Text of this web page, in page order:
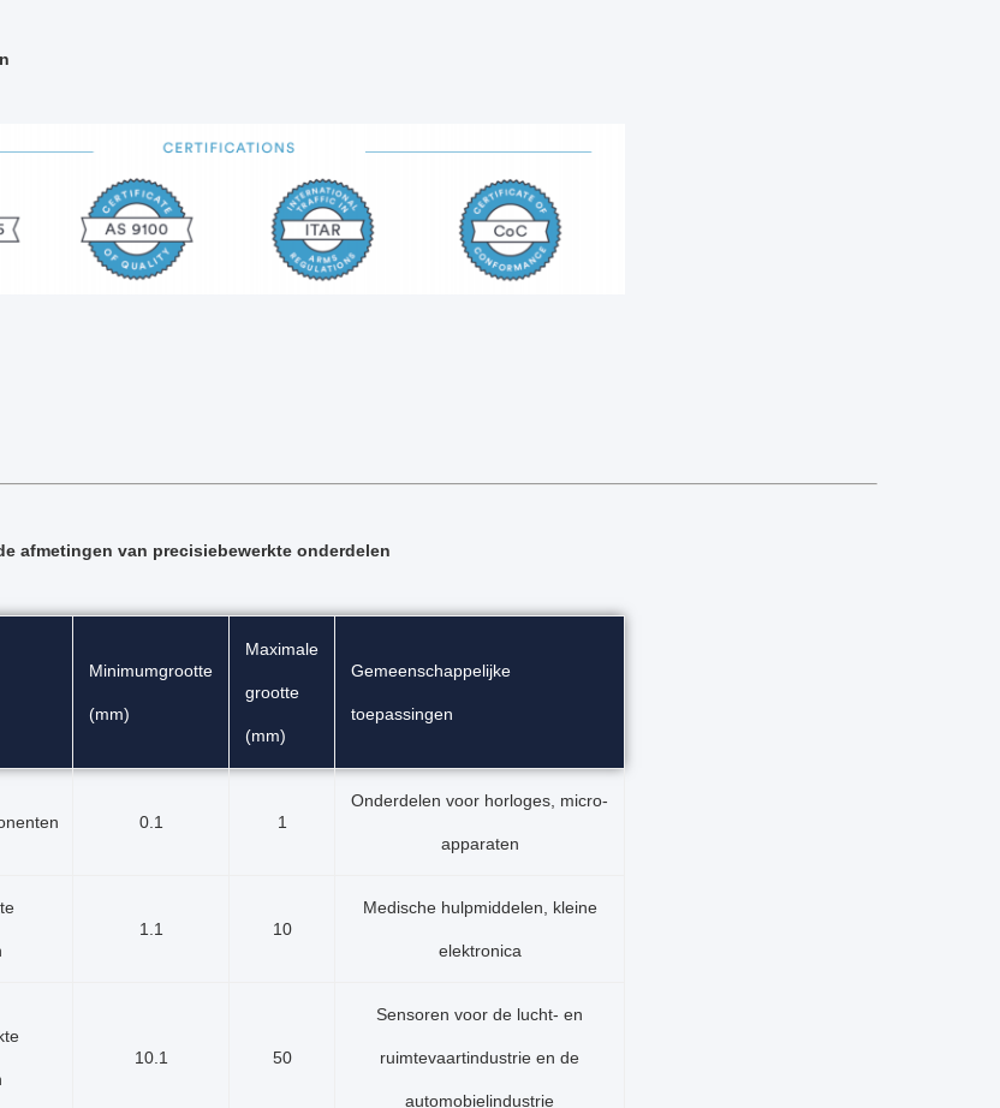
afmetingen van precisiebewerkte onderdelen
Minimumgrootte
(mm)
Maximale
grootte
(mm)
Gemeenschappelijke
toepassingen
0.1 1
Onderdelen voor horloges, micro-
apparaten
1.1 10
Medische hulpmiddelen, kleine
elektronica
10.1 50
Sensoren voor de lucht- en
ruimtevaartindustrie en de
automobielindustrie